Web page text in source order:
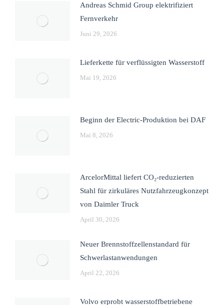
Andreas Schmid Group elektrifiziert
Fernverkehr
Juni 29, 2026
Lieferkette für verflüssigten Wasserstoff
Mai 19, 2026
Beginn der Electric-Produktion bei DAF
Mai 8, 2026
ArcelorMittal liefert CO₂-reduzierten
Stahl für zirkuläres Nutzfahrzeugkonzept
von Daimler Truck
April 30, 2026
Neuer Brennstoffzellenstandard für
Schwerlastanwendungen
April 22, 2026
Volvo erprobt wasserstoffbetriebene